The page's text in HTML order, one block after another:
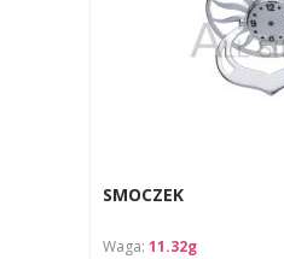
SMOCZEK
Waga: 11.32g